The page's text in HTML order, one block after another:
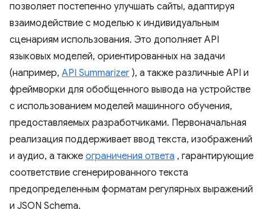
позволяет постепенно улучшать сайты, адаптируя
взаимодействие с моделью к индивидуальным
сценариям использования. Это дополняет API
языковых моделей, ориентированных на задачи
(например, API Summarizer ), а также различные API и
фреймворки для обобщенного вывода на устройстве
с использованием моделей машинного обучения,
предоставляемых разработчиками. Первоначальная
реализация поддерживает ввод текста, изображений
и аудио, а также ограничения ответа , гарантирующие
соответствие сгенерированного текста
предопределенным форматам регулярных выражений
и JSON Schema.